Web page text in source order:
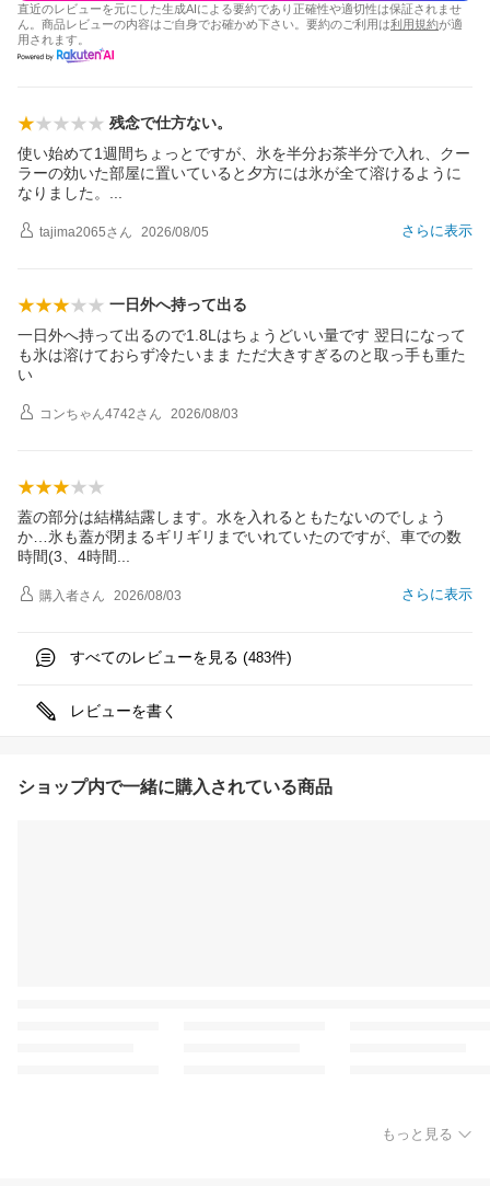
直近のレビューを元にした生成AIによる要約であり正確性や適切性は保証されませ
ん。商品レビューの内容はご自身でお確かめ下さい。要約のご利用は利用規約が適
用されます。
残念で仕方ない。
使い始めて1週間ちょっとですが、氷を半分お茶半分で入れ、クー
ラーの効いた部屋に置いていると夕方には氷が全て溶けるように
なりました 。
さらに表示
tajima2065さん 2026/08/05
一日外へ持って出る
一日外へ持って出るので1.8Lはちょうどいい量です 翌日になって
も氷は溶けておらず冷たいまま ただ大きすぎるのと取っ手も重た
い
コンちゃん4742さん 2026/08/03
蓋の部分は結構結露します。水を入れるともたないのでしょう
か…氷も蓋が閉まるギリギリまでいれていたのですが、車での数
時間(3、4時間
さらに表示
購入者さん 2026/08/03
すべてのレビューを見る (483件)
レビューを書く
ショップ内で一緒に購入されている商品
もっと見る